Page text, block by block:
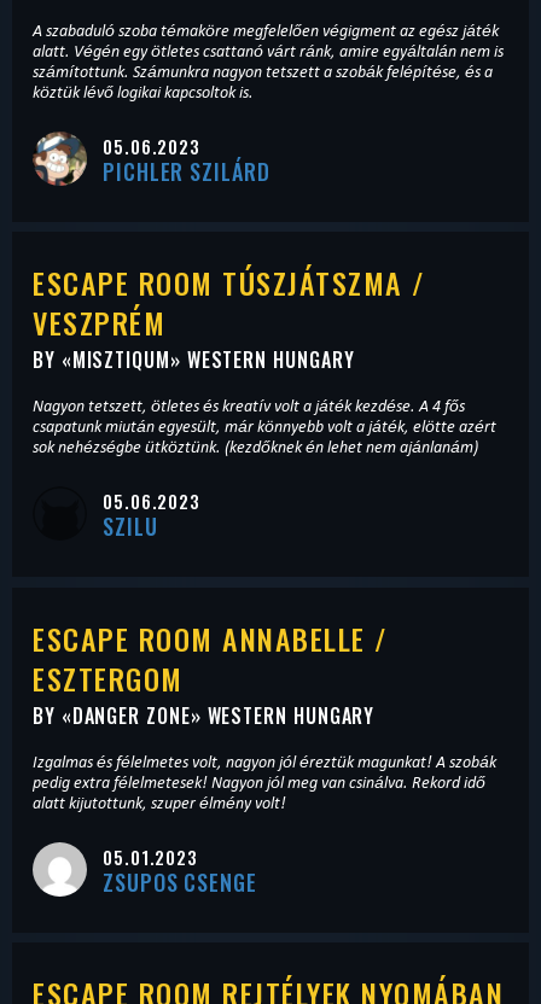
A szabaduló szoba témaköre megfelelően végigment az egész játék
alatt. Végén egy ötletes csattanó várt ránk, amire egyáltalán nem is
számítottunk. Számunkra nagyon tetszett a szobák felépítése, és a
köztük lévő logikai kapcsoltok is.
05.06.2023
PICHLER SZILÁRD
ESCAPE ROOM TÚSZJÁTSZMA /
VESZPRÉM
BY «MISZTIQUM» WESTERN HUNGARY
Nagyon tetszett, ötletes és kreatív volt a játék kezdése. A 4 fős
csapatunk miután egyesült, már könnyebb volt a játék, elötte azért
sok nehézségbe ütköztünk. (kezdőknek én lehet nem ajánlanám)
05.06.2023
SZILU
ESCAPE ROOM ANNABELLE /
ESZTERGOM
BY «DANGER ZONE» WESTERN HUNGARY
Izgalmas és félelmetes volt, nagyon jól éreztük magunkat! A szobák
pedig extra félelmetesek! Nagyon jól meg van csinálva. Rekord idő
alatt kijutottunk, szuper élmény volt!
05.01.2023
ZSUPOS CSENGE
ESCAPE ROOM REJTÉLYEK NYOMÁBAN